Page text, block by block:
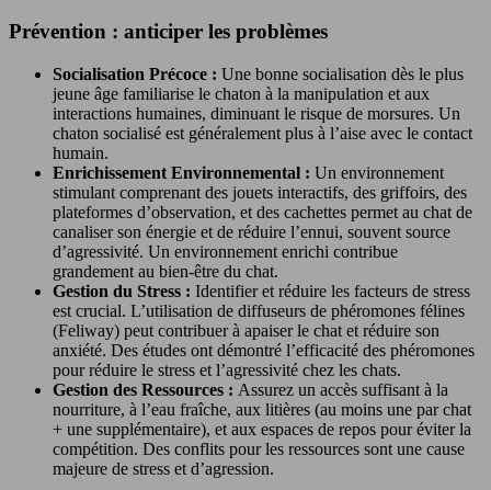
Prévention : anticiper les problèmes
Socialisation Précoce : Une bonne socialisation dès le plus
jeune âge familiarise le chaton à la manipulation et aux
interactions humaines, diminuant le risque de morsures. Un
chaton socialisé est généralement plus à l’aise avec le contact
humain.
Enrichissement Environnemental : Un environnement
stimulant comprenant des jouets interactifs, des griffoirs, des
plateformes d’observation, et des cachettes permet au chat de
canaliser son énergie et de réduire l’ennui, souvent source
d’agressivité. Un environnement enrichi contribue
grandement au bien-être du chat.
Gestion du Stress : Identifier et réduire les facteurs de stress
est crucial. L’utilisation de diffuseurs de phéromones félines
(Feliway) peut contribuer à apaiser le chat et réduire son
anxiété. Des études ont démontré l’efficacité des phéromones
pour réduire le stress et l’agressivité chez les chats.
Gestion des Ressources : Assurez un accès suffisant à la
nourriture, à l’eau fraîche, aux litières (au moins une par chat
+ une supplémentaire), et aux espaces de repos pour éviter la
compétition. Des conflits pour les ressources sont une cause
majeure de stress et d’agression.